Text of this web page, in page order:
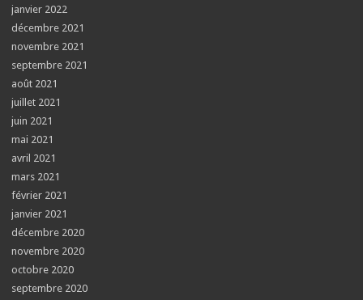
janvier 2022
décembre 2021
novembre 2021
septembre 2021
août 2021
juillet 2021
juin 2021
mai 2021
avril 2021
mars 2021
février 2021
janvier 2021
décembre 2020
novembre 2020
octobre 2020
septembre 2020